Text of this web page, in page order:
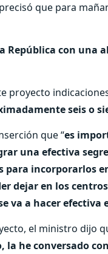
que para
República con una
proyecto
seis o
que “es
una efectiva
para incorporarlos
dejar en los
va a hacer efectiva
el ministro dijo
he conversado